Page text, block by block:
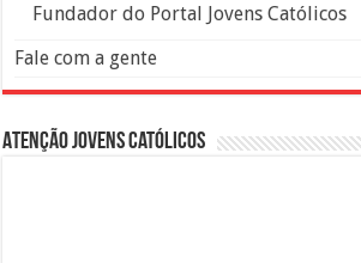
Fundador do Portal Jovens Católicos
Fale com a gente
Atenção Jovens Católicos